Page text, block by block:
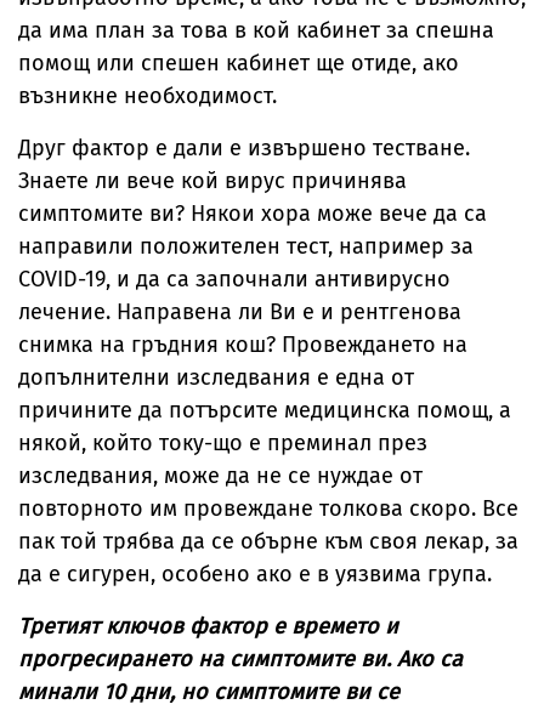
да има план за това в кой кабинет за спешна
помощ или спешен кабинет ще отиде, ако
възникне необходимост.
Друг фактор е дали е извършено тестване.
Знаете ли вече кой вирус причинява
симптомите ви? Някои хора може вече да са
направили положителен тест, например за
COVID-19, и да са започнали антивирусно
лечение. Направена ли Ви е и рентгенова
снимка на гръдния кош? Провеждането на
допълнителни изследвания е една от
причините да потърсите медицинска помощ, а
някой, който току-що е преминал през
изследвания, може да не се нуждае от
повторното им провеждане толкова скоро. Все
пак той трябва да се обърне към своя лекар, за
да е сигурен, особено ако е в уязвима група.
Третият ключов фактор е времето и
прогресирането на симптомите ви. Ако са
минали 10 дни, но симптомите ви се